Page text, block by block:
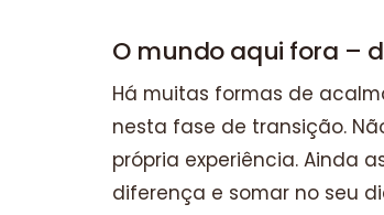
O mundo aqui fora –
Há muitas formas de
nesta fase de transição.
própria experiência. Ainda
diferença e somar no seu